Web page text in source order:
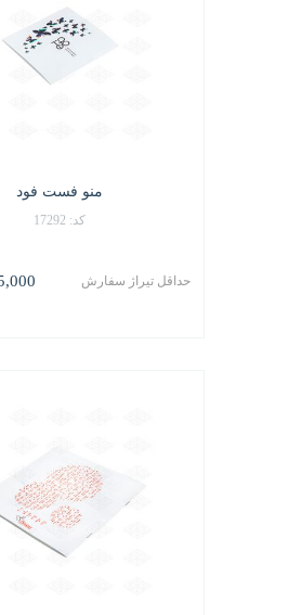
منو فست فود
کد: 17292
حداقل تیراژ سفارش